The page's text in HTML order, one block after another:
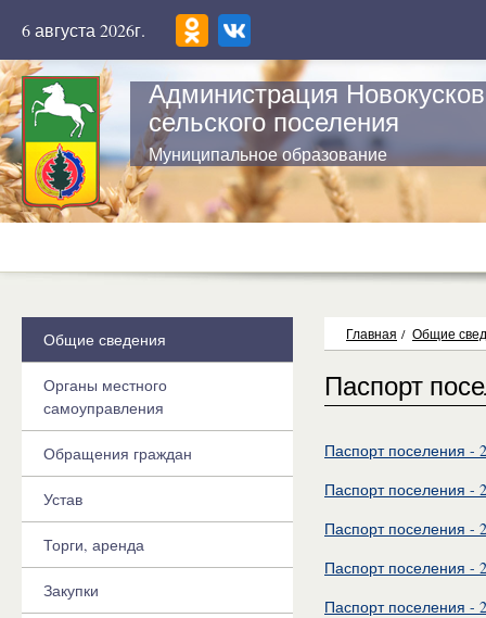
6 августа 2026г.
Администрация
сельского поселения
Муниципальное образование
Главная / Общие
Паспорт
Паспорт поселения -
Паспорт поселения -
Паспорт поселения -
Паспорт поселения -
Паспорт поселения -
Общие сведения
Органы местного
самоуправления
Обращения граждан
Устав
Торги, аренда
Закупки